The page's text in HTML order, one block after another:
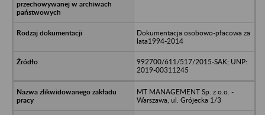
Dokumentacja osobowo-płacowa za
lata1994-2014
992700/611/517/2015-SAK; UNP:
2019-00311245
MT MANAGEMENT Sp. z o.o. -
Warszawa, ul. Grójecka 1/3